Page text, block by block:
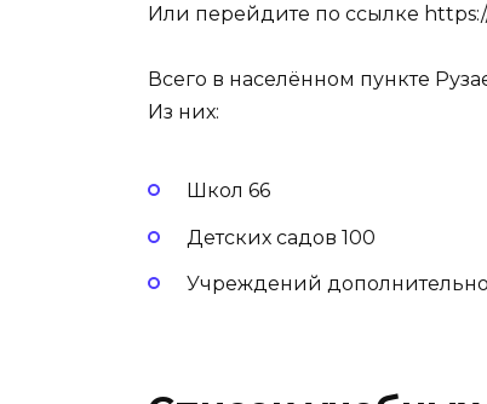
Или перейдите по ссылке
Всего в населённом пункте
Из них:
Школ 66
Детских садов 100
Учреждений